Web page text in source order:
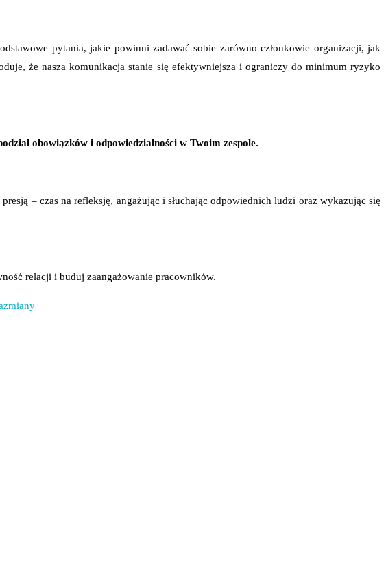
pytania, jakie powinni zadawać sobie zarówno członkowie organizacji, jak
że nasza komunikacja stanie się efektywniejsza i ograniczy do minimum ryzyko
obowiązków i odpowiedzialności w Twoim zespole.
– czas na refleksję, angażując i słuchając odpowiednich ludzi oraz wykazując się
relacji i buduj zaangażowanie pracowników.
zmiany